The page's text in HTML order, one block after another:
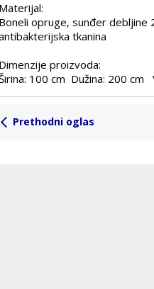
Materijal:
Boneli opruge, sunđer debljine
tkanina
Dimenzije proizvoda:
100 cm Dužina: 200 cm
Prethodni oglas